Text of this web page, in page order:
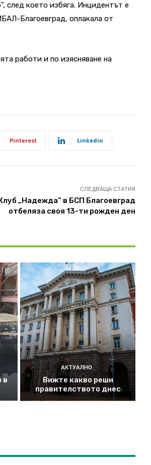
след което избяга. Инцидентът е
Благоевград, оплакала от
работи и по изясняване на
Pinterest Linkedin
СЛЕДВАЩА СТАТИЯ
„Надежда” в БСП Благоевград
отбеляза своя 13-ти рожден ден
в
АКТУАЛНО
Вижте какво реши
правителството днес